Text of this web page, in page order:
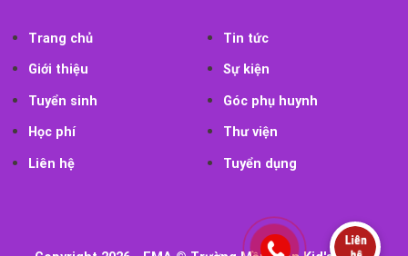
Trang chủ
Giới thiệu
Tuyển sinh
Học phí
Liên hệ
Tin tức
Sự kiện
Góc phụ huynh
Thư viện
Tuyển dụng